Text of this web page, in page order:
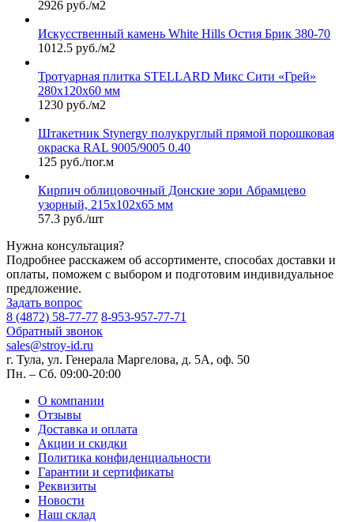
2926 руб./м2
Искусственный камень White Hills Остия Брик 380-70
1012.5 руб./м2
Тротуарная плитка STELLARD Микс Сити «Грей»
280х120х60 мм
1230 руб./м2
Штакетник Stynergy полукруглый прямой порошковая
окраска RAL 9005/9005 0.40
125 руб./пог.м
Кирпич облицовочный Донские зори Абрамцево
узорный, 215х102х65 мм
57.3 руб./шт
Нужна консультация?
Подробнее расскажем об ассортименте, способах доставки и
оплаты, поможем с выбором и подготовим индивидуальное
предложение.
Задать вопрос
8 (4872) 58-77-77 8-953-957-77-71
Обратный звонок
sales@stroy-id.ru
г. Тула, ул. Генерала Маргелова, д. 5А, оф. 50
Пн. – Cб. 09:00-20:00
О компании
Отзывы
Доставка и оплата
Акции и скидки
Политика конфиденциальности
Гарантии и сертификаты
Реквизиты
Новости
Наш склад